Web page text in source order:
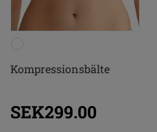
Kompressionsbälte
SEK299.00